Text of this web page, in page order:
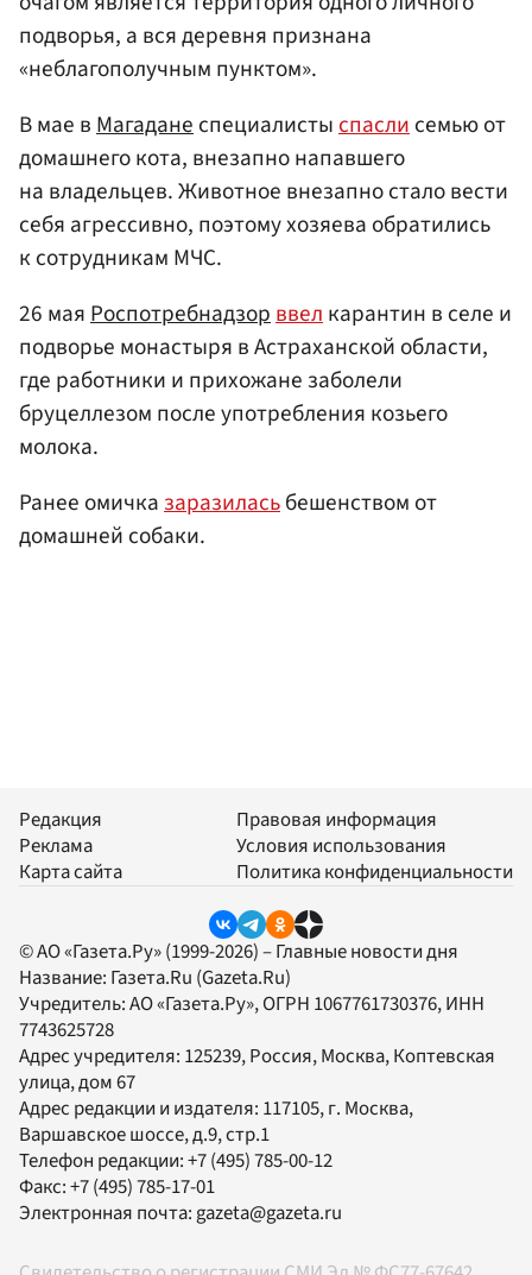
подворья, а вся деревня признана
«неблагополучным пунктом».
В мае вМагаданеспециалистыспаслисемью от
домашнего кота, внезапно напавшего
на владельцев. Животное внезапно стало вести
себя агрессивно, поэтому хозяева обратились
к сотрудникам МЧС.
26 маяРоспотребнадзорввелкарантин в селе и
подворье монастыря в Астраханской области,
где работники и прихожане заболели
бруцеллезом после употребления козьего
молока.
Ранее омичказаразиласьбешенством от
домашней собаки.
Редакция
Реклама
Карта сайта
Правовая информация
Условия использования
Политика конфиденциальности
© АО «Газета.Ру» (1999-2026) – Главные новости дня
Название: Газета.Ru (Gazeta.Ru)
Учредитель:АО «Газета.Ру», ОГРН 1067761730376, ИНН
7743625728
Адрес учредителя: 125239, Россия, Москва, Коптевская
улица, дом 67
Адрес редакции и издателя: 117105, г. Москва,
Варшавское шоссе, д.9, стр.1
Телефон редакции:+7 (495) 785-00-12
Факс:+7 (495) 785-17-01
Электронная почта: gazeta@gazeta.ru